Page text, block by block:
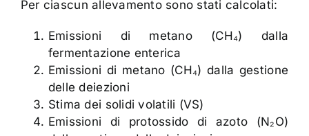
Per ciascun allevamento sono stati calcolati:
Emissioni di metano (CH₄) dalla
fermentazione enterica
Emissioni di metano (CH₄) dalla gestione
delle deiezioni
Stima dei solidi volatili (VS)
Emissioni di protossido di azoto (N₂O)